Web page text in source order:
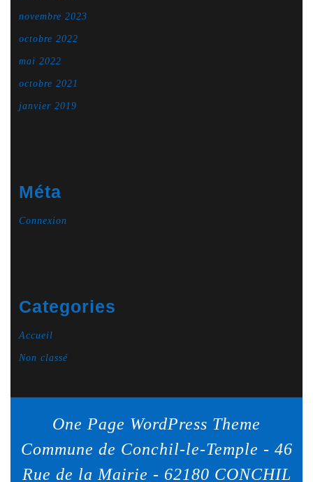
novembre 2023
octobre 2022
mai 2022
octobre 2021
janvier 2019
Méta
Connexion
Categories
Accueil
Non classé
One Page WordPress Theme
Commune de Conchil-le-Temple - 46
Rue de la Mairie - 62180 CONCHIL